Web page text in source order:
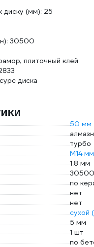
диску (мм): 25
30500
плиточный клей
диска
50 мм
турбо
М14 мм
1.8 мм
по
нет
нет
сухой
5 мм
1 шт
по